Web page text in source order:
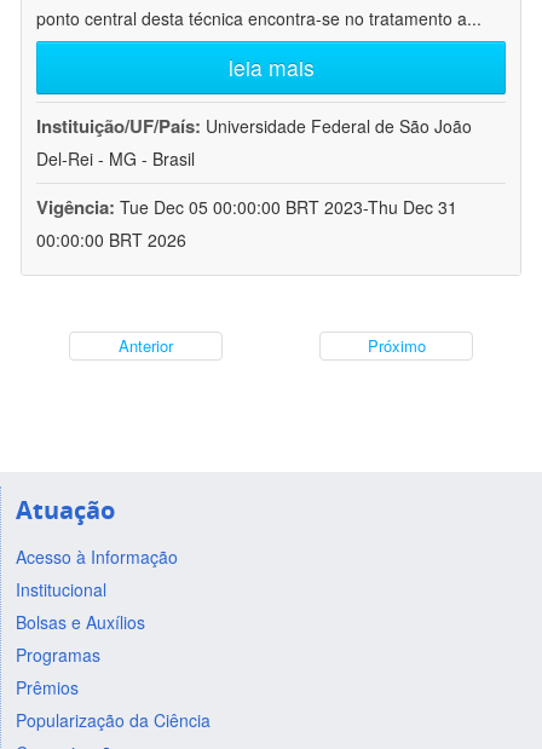
ponto central desta técnica encontra-se no tratamento a...
leia mais
Instituição/UF/País: Universidade Federal de São João
Del-Rei - MG - Brasil
Vigência: Tue Dec 05 00:00:00 BRT 2023-Thu Dec 31
00:00:00 BRT 2026
Anterior Próximo
Atuação
Acesso à Informação
Institucional
Bolsas e Auxílios
Programas
Prêmios
Popularização da Ciência